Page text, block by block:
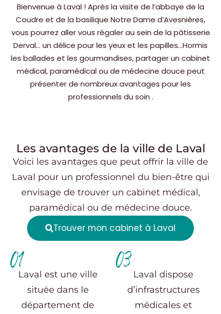
Bienvenue à Laval ! Après la visite de l’abbaye de la
Coudre et de la basilique Notre Dame d’Avesnières,
vous pourrez aller vous régaler au sein de la pâtisserie
Derval… un délice pour les yeux et les papilles…Hormis
les ballades et les gourmandises, partager un cabinet
médical, paramédical ou de médecine douce peut
présenter de nombreux avantages pour les
professionnels du soin .
Les avantages de la ville de Laval
Voici les avantages que peut offrir la ville de
Laval pour un professionnel du bien-être qui
envisage de trouver un cabinet médical,
paramédical ou de médecine douce.
Trouver mon cabinet à Laval
01Laval est une ville
située dans le
département de
03 Laval dispose
d’infrastructures
médicales et